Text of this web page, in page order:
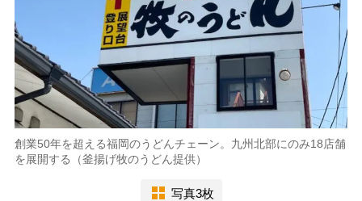
創業50年を超える福岡のうどんチェーン。九州北部にのみ18店舗
を展開する（釜揚げ牧のうどん提供）
写真3枚